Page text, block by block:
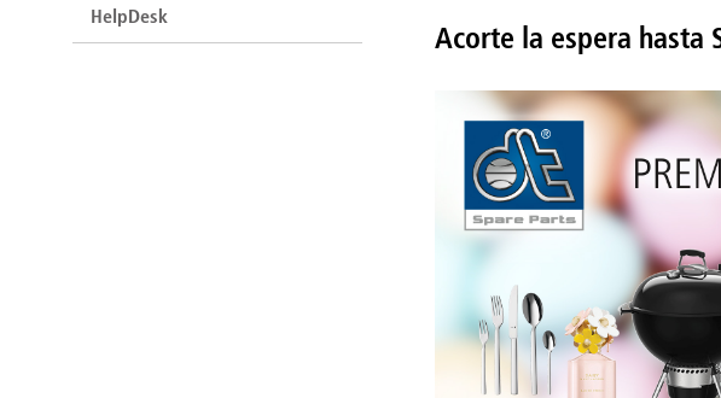
Acorte la espera hasta
HelpDesk